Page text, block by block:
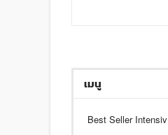
เมนู
Best Seller Intensiv